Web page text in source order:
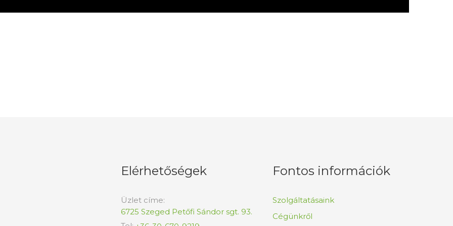
Elérhetőségek
Üzlet címe:
6725 Szeged Petőfi Sándor sgt. 93.
Fontos információk
Szolgáltatásaink
Cégünkről